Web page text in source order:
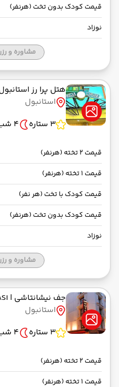
قیمت کودک بدون تخت (هرنفر)
نوزاد
مشاوره و
هتل پرا رز
استانبول
3 ستاره
4 شب
قیمت 2 تخته (هرنفر)
قیمت 1 تخته (هرنفر)
قیمت کودک با تخت (هر نفر)
قیمت کودک بدون تخت (هرنفر)
نوزاد
مشاوره و
جف نیشانتاشی | Jaff Hotels NISANTASI
استانبول
3 ستاره
4 شب
قیمت 2 تخته (هرنفر)
قیمت 1 تخته (هرنفر)